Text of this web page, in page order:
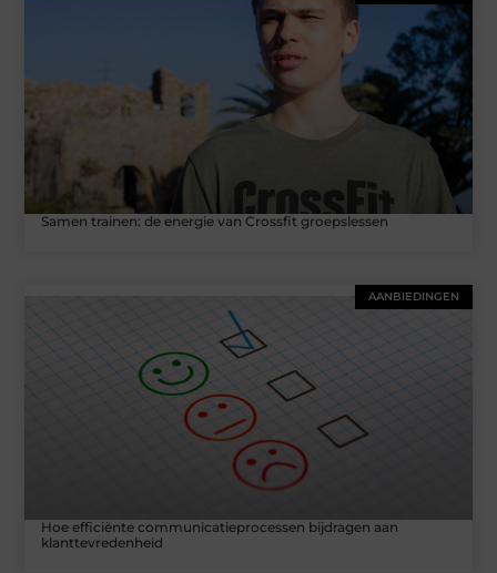
Samen trainen: de energie van Crossfit groepslessen
AANBIEDINGEN
Hoe efficiënte communicatieprocessen bijdragen aan
klanttevredenheid